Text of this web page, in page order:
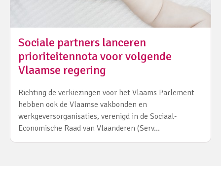
Sociale partners lanceren
prioriteitennota voor volgende
Vlaamse regering
Richting de verkiezingen voor het Vlaams Parlement
hebben ook de Vlaamse vakbonden en
werkgeversorganisaties, verenigd in de Sociaal-
Economische Raad van Vlaanderen (Serv…